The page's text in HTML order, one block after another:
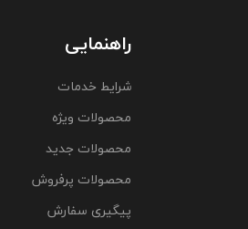
راهنمایی
شرایط خدمات
محصولات ویژه
محصولات جدید
محصولات پرفروش
پیگیری سفارش